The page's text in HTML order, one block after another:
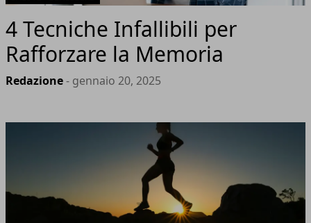
4 Tecniche Infallibili per
Rafforzare la Memoria
Redazione- gennaio 20, 2025